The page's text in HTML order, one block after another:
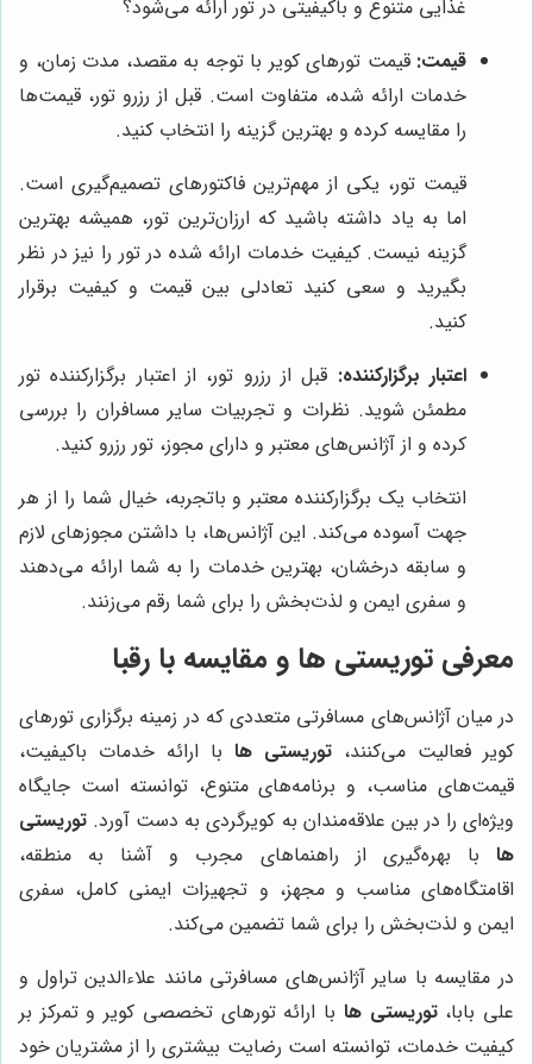
غذایی متنوع و باکیفیتی در تور ارائه می‌شود؟
قیمت: قیمت تورهای کویر با توجه به مقصد، مدت زمان، و
خدمات ارائه شده، متفاوت است. قبل از رزرو تور، قیمت‌ها
را مقایسه کرده و بهترین گزینه را انتخاب کنید.
قیمت تور، یکی از مهم‌ترین فاکتورهای تصمیم‌گیری است.
اما به یاد داشته باشید که ارزان‌ترین تور، همیشه بهترین
گزینه نیست. کیفیت خدمات ارائه شده در تور را نیز در نظر
بگیرید و سعی کنید تعادلی بین قیمت و کیفیت برقرار
کنید.
اعتبار برگزارکننده: قبل از رزرو تور، از اعتبار برگزارکننده تور
مطمئن شوید. نظرات و تجربیات سایر مسافران را بررسی
کرده و از آژانس‌های معتبر و دارای مجوز، تور رزرو کنید.
انتخاب یک برگزارکننده معتبر و باتجربه، خیال شما را از هر
جهت آسوده می‌کند. این آژانس‌ها، با داشتن مجوزهای لازم
و سابقه درخشان، بهترین خدمات را به شما ارائه می‌دهند
و سفری ایمن و لذت‌بخش را برای شما رقم می‌زنند.
معرفی توریستی ها و مقایسه با رقبا
در میان آژانس‌های مسافرتی متعددی که در زمینه برگزاری تورهای
کویر فعالیت می‌کنند، توریستی ها با ارائه خدمات باکیفیت،
قیمت‌های مناسب، و برنامه‌های متنوع، توانسته است جایگاه
ویژه‌ای را در بین علاقه‌مندان به کویرگردی به دست آورد. توریستی
ها با بهره‌گیری از راهنماهای مجرب و آشنا به منطقه،
اقامتگاه‌های مناسب و مجهز، و تجهیزات ایمنی کامل، سفری
ایمن و لذت‌بخش را برای شما تضمین می‌کند.
در مقایسه با سایر آژانس‌های مسافرتی مانند علاءالدین تراول و
علی بابا،توریستی ها با ارائه تورهای تخصصی کویر و تمرکز بر
کیفیت خدمات، توانسته است رضایت بیشتری را از مشتریان خود